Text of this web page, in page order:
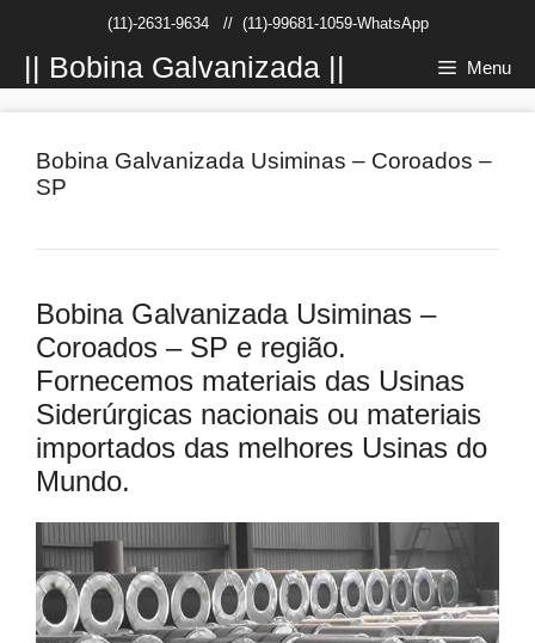
conteúdo
(11)-2631-9634// (11)-99681-1059-WhatsApp
|| Bobina Galvanizada || Menu
Bobina Galvanizada Usiminas – Coroados –
SP
Bobina Galvanizada Usiminas –
Coroados – SP e região.
Fornecemos materiais das Usinas
Siderúrgicas nacionais ou materiais
importados das melhores Usinas do
Mundo.